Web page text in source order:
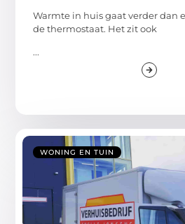
Warmte in huis gaat verder dan
de thermostaat. Het zit ook
...
WONING EN TUIN